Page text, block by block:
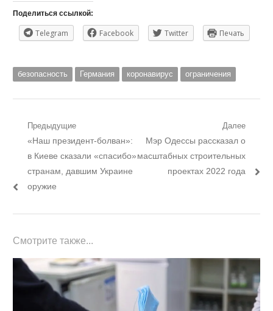
Поделиться ссылкой:
Telegram Facebook Twitter Печать
безопасность Германия коронавирус ограничения
Навигация
записям
Предыдущие
Предыдущий
пост:
«Наш президент-болван»:
в Киеве сказали «спасибо»
странам, давшим Украине
оружие
Далее
Следующий
пост:
Мэр Одессы рассказал о
масштабных строительных
проектах 2022 года
Смотрите также...